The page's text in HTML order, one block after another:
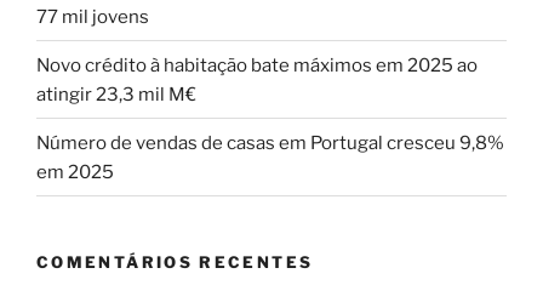
77 mil jovens
Novo crédito à habitação bate máximos em 2025 ao
atingir 23,3 mil M€
Número de vendas de casas em Portugal cresceu 9,8%
em 2025
COMENTÁRIOS RECENTES